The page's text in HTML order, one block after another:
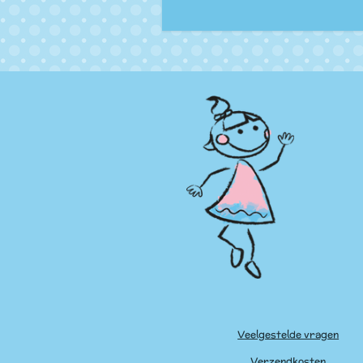
Veelgestelde vragen